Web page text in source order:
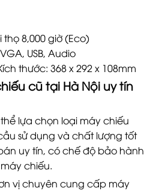
thọ 8,000 giờ (Eco)
USB, Audio
thước: 368 x 292 x 108mm
cũ tại Hà Nội uy tín
lựa chọn loại máy chiếu
sử dụng và chất lượng tốt
uy tín, có chế độ bảo hành
chiếu.
vị chuyên cung cấp máy